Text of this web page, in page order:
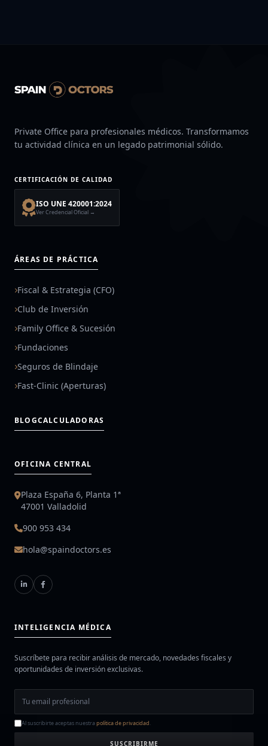
Private Office para profesionales médicos. Transformamos
tu actividad clínica en un legado patrimonial sólido.
CERTIFICACIÓN DE CALIDAD
ISO UNE 420001:2024
Ver Credencial Oficial →
ÁREAS DE PRÁCTICA
Fiscal & Estrategia (CFO)
Club de Inversión
Family Office & Sucesión
Fundaciones
Seguros de Blindaje
Fast-Clinic (Aperturas)
BLOGCALCULADORAS
OFICINA CENTRAL
Plaza España 6, Planta 1ª
47001 Valladolid
900 953 434
hola@spaindoctors.es
INTELIGENCIA MÉDICA
Suscríbete para recibir análisis de mercado, novedades fiscales y
oportunidades de inversión exclusivas.
Al suscribirte aceptas nuestrapolítica de privacidad.
SUSCRIBIRME